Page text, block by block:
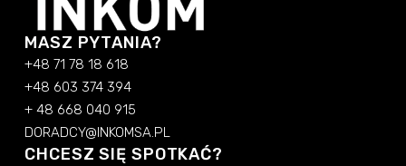
MASZ PYTANIA?
+48 71 78 18 618
+48 603 374 394
+ 48 668 040 915
DORADCY@INKOMSA.PL
CHCESZ SIĘ SPOTKAĆ?